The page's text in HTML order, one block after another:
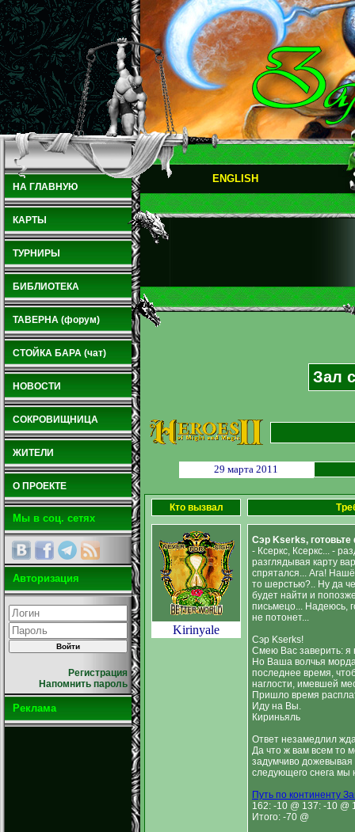
НА ГЛАВНУЮ
КАРТЫ
ТУРНИРЫ
БИБЛИОТЕКА
ТАВЕРНА (форум)
СТОЙКА БАРА (чат)
НОВОСТИ
СОКРОВИЩНИЦА
ЖИТЕЛИ
О ПРОЕКТЕ
Мы в соц. сетях
Авторизация
Регистрация
Напомнить пароль
Реклама
ENGLISH
Зал
29 марта 2011
Кто вызвал
Kirinyale
Сэр Kserks,
- Ксеркс, Ксеркс... -
разглядывая карту
спрятался... Ага!
то шерстью?.. Ну да
будет найти и
письмецо... Надеюсь,
не потонет...
Сэр Kserks!
Смею Вас заверить:
Но Ваша волчья
последнее время,
наглости, имевшей
Пришло время
Иду на Вы.
Кириньяль
Ответ незамедлил
Да что ж вам всем то
задумчиво дожевывая
следующего снега
Путь по континенту
162: -10 @ 137: -10 @
Итого: -70 @